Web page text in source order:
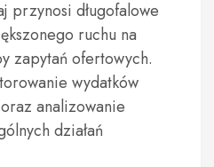
przynosi długofalowe
ruchu na
zapytań ofertowych.
wydatków
analizowanie
działań